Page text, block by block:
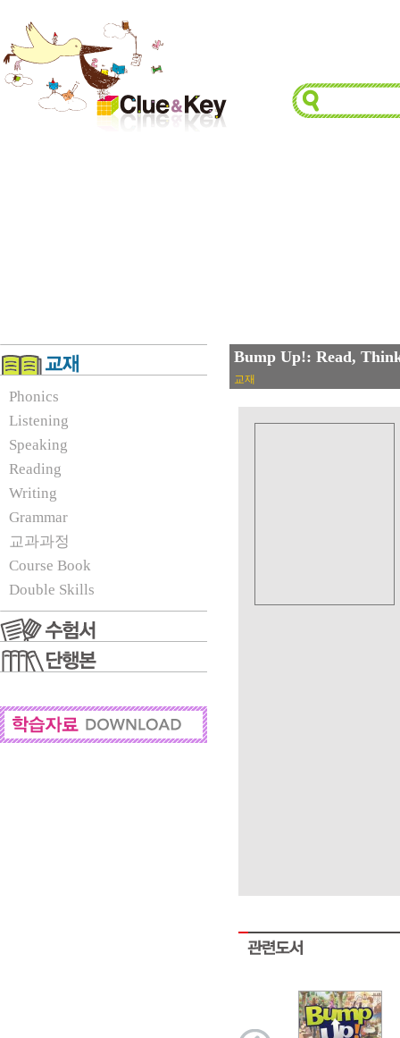
Phonics
Listening
Speaking
Reading
Writing
Grammar
교과과정
Course Book
Double Skills
Bump Up!: Read,
교재